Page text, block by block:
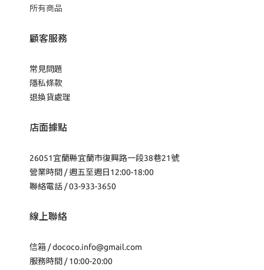
所有商品
顧客服務
常見問題
隱私條款
退換貨處理
店面據點
26051宜蘭縣宜蘭市復興路一段38巷21號
營業時間 / 週五至週日12:00-18:00
聯絡電話 / 03-933-3650
線上聯絡
信箱 /dococo.info@gmail.com
服務時間 / 10:00-20:00